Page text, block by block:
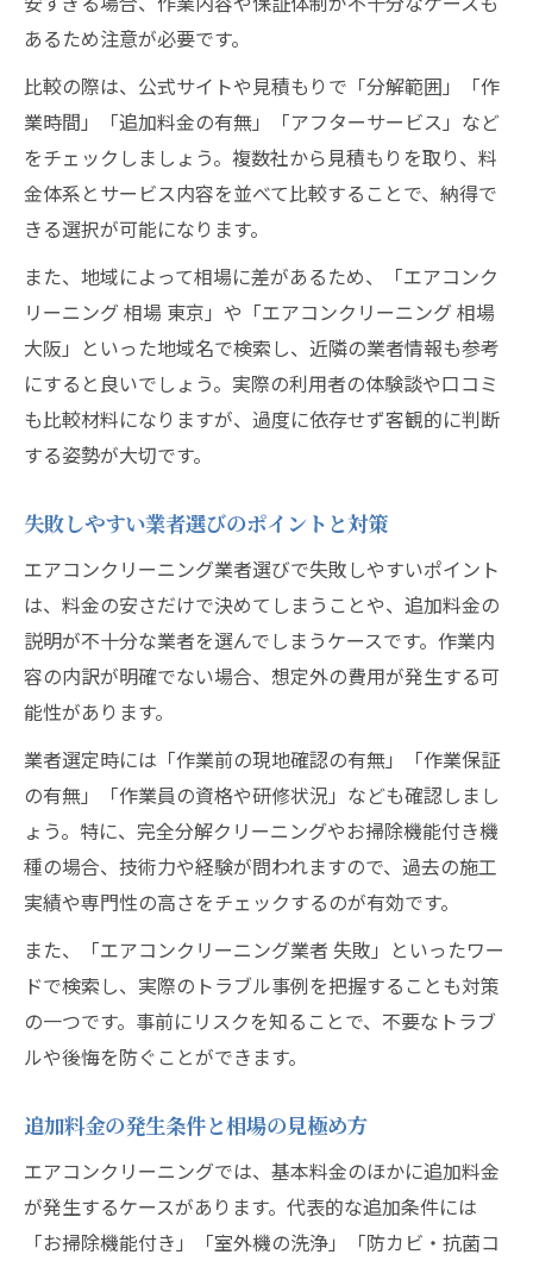
あるため注意が必要です。
比較の際は、公式サイトや見積もりで「分解範囲」「作
業時間」「追加料金の有無」「アフターサービス」など
をチェックしましょう。複数社から見積もりを取り、料
金体系とサービス内容を並べて比較することで、納得で
きる選択が可能になります。
また、地域によって相場に差があるため、「エアコンク
リーニング 相場 東京」や「エアコンクリーニング 相場
大阪」といった地域名で検索し、近隣の業者情報も参考
にすると良いでしょう。実際の利用者の体験談や口コミ
も比較材料になりますが、過度に依存せず客観的に判断
する姿勢が大切です。
失敗しやすい業者選びのポイントと対策
エアコンクリーニング業者選びで失敗しやすいポイント
は、料金の安さだけで決めてしまうことや、追加料金の
説明が不十分な業者を選んでしまうケースです。作業内
容の内訳が明確でない場合、想定外の費用が発生する可
能性があります。
業者選定時には「作業前の現地確認の有無」「作業保証
の有無」「作業員の資格や研修状況」なども確認しまし
ょう。特に、完全分解クリーニングやお掃除機能付き機
種の場合、技術力や経験が問われますので、過去の施工
実績や専門性の高さをチェックするのが有効です。
また、「エアコンクリーニング業者 失敗」といったワー
ドで検索し、実際のトラブル事例を把握することも対策
の一つです。事前にリスクを知ることで、不要なトラブ
ルや後悔を防ぐことができます。
追加料金の発生条件と相場の見極め方
エアコンクリーニングでは、基本料金のほかに追加料金
が発生するケースがあります。代表的な追加条件には
「お掃除機能付き」「室外機の洗浄」「防カビ・抗菌コ